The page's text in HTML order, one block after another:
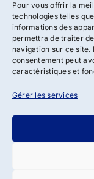
Pour vous offrir la
technologies telles
informations des
permettra de traiter
navigation sur ce
consentement peut
caractéristiques et
Gérer les services